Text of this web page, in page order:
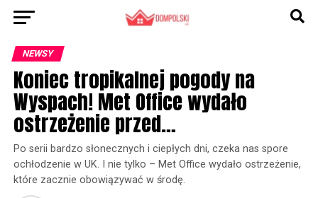
NEWSY
Koniec tropikalnej pogody na
Wyspach! Met Office wydało
ostrzeżenie przed…
Po serii bardzo słonecznych i ciepłych dni, czeka nas spore
ochłodzenie w UK. I nie tylko – Met Office wydało ostrzeżenie,
które zacznie obowiązywać w środę.